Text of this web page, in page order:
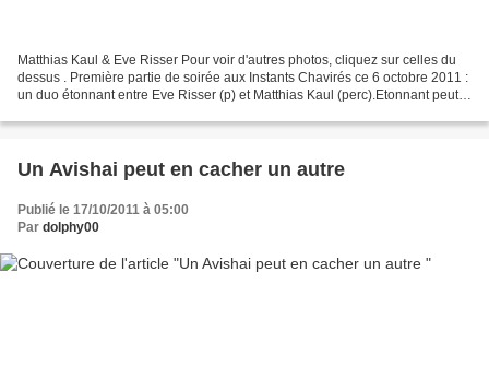
Matthias Kaul & Eve Risser Pour voir d'autres photos, cliquez sur celles du
dessus . Première partie de soirée aux Instants Chavirés ce 6 octobre 2011 :
un duo étonnant entre Eve Risser (p) et Matthias Kaul (perc).Etonnant peut-
Un Avishai peut en cacher un autre
Publié le 17/10/2011 à 05:00
Par dolphy00